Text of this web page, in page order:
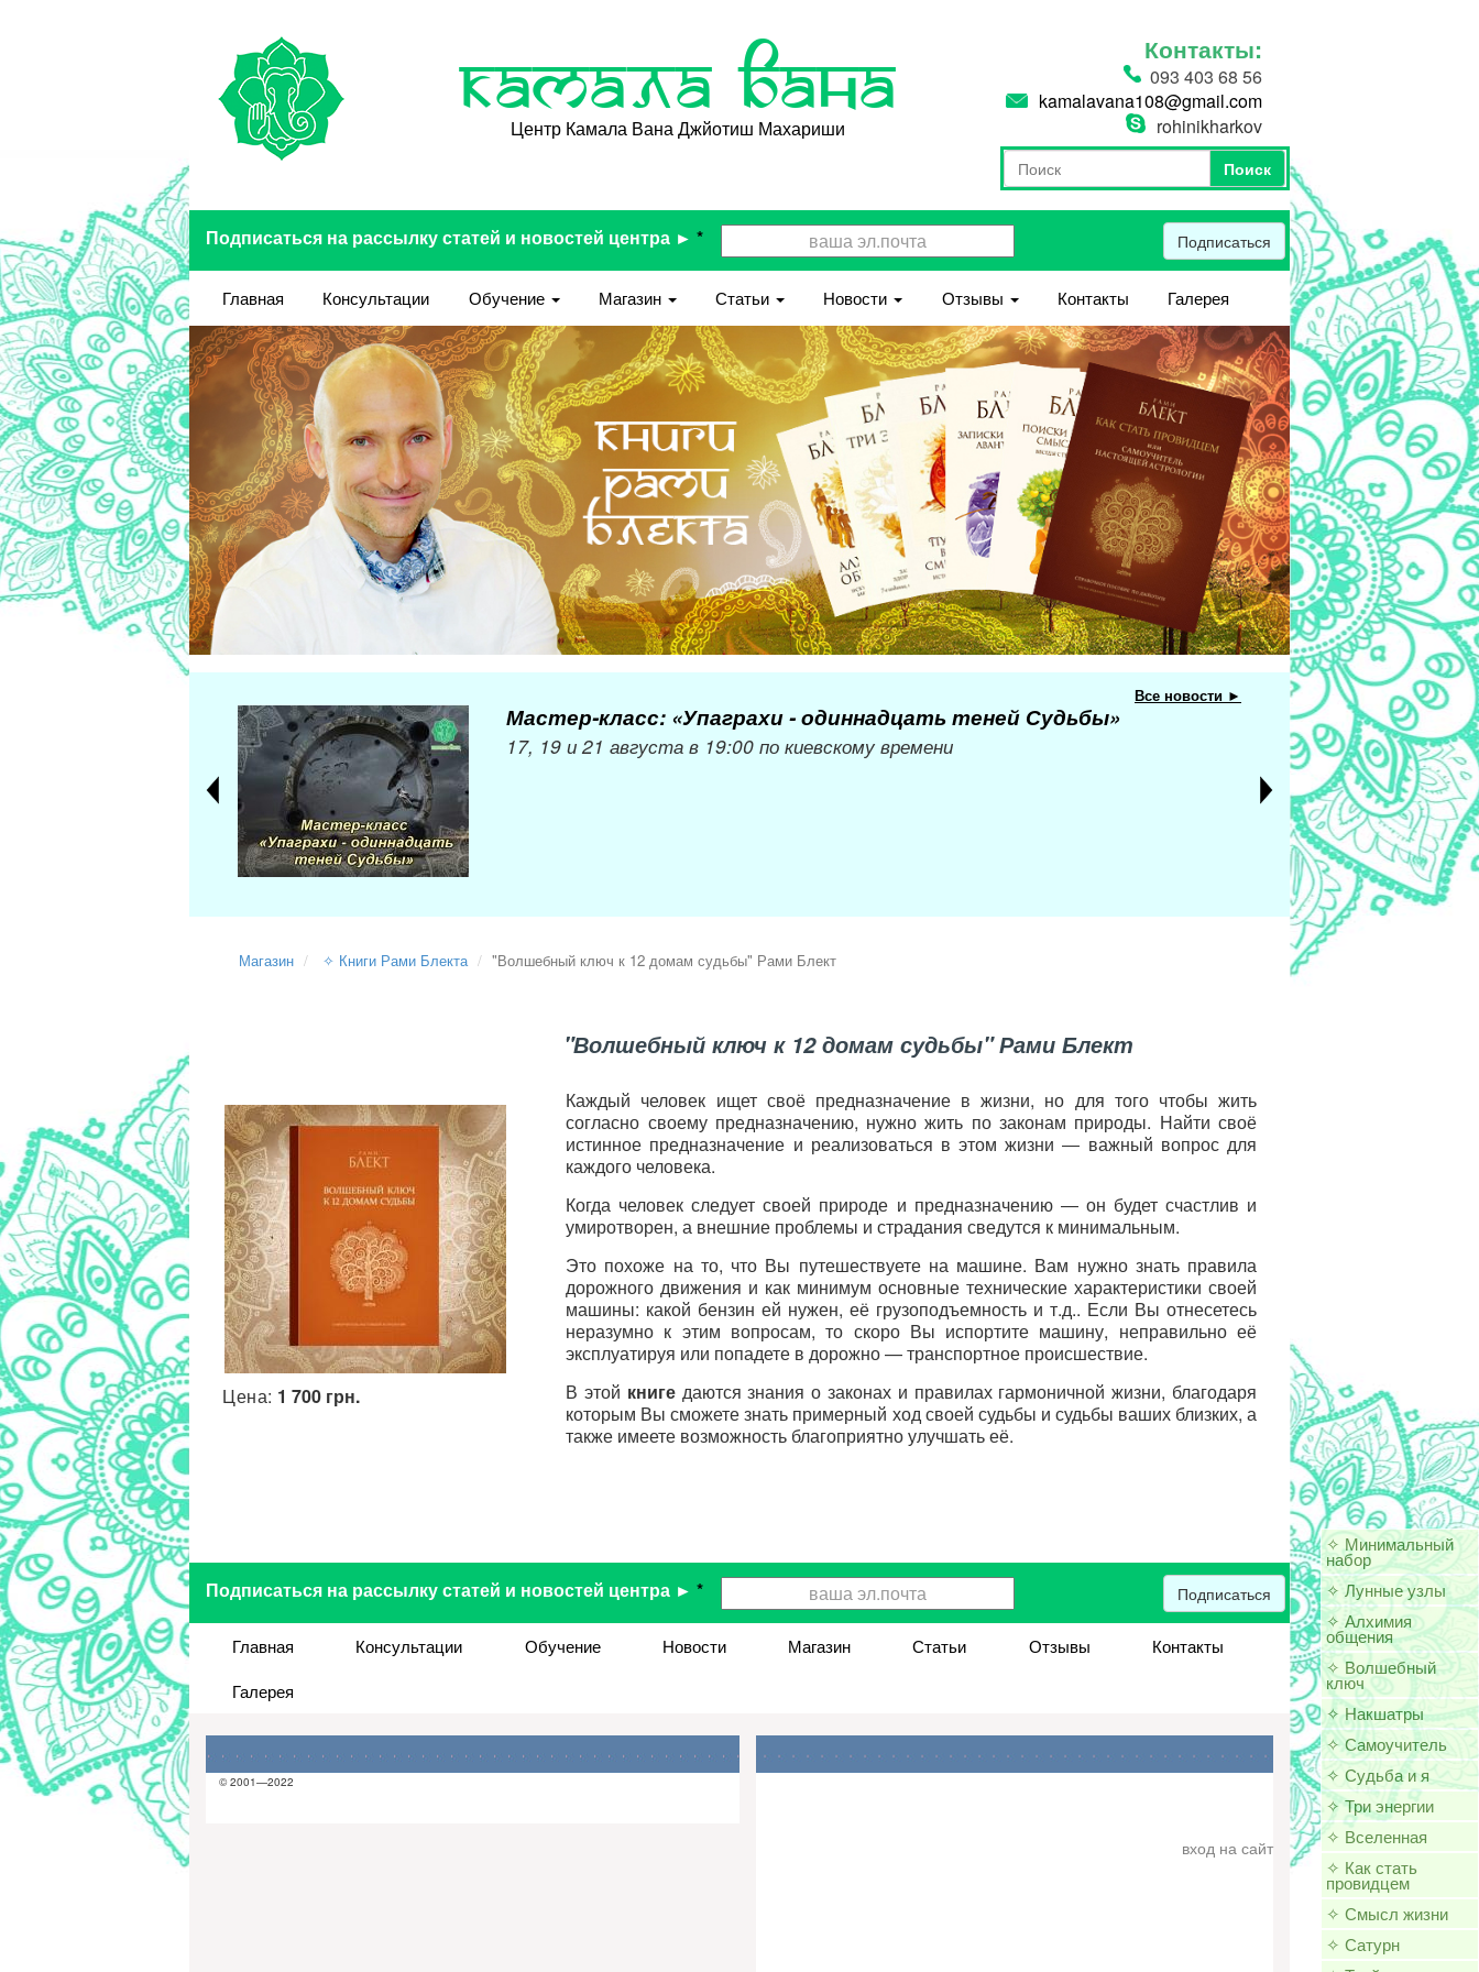
Камала Вана
Центр Камала Вана Джйотиш Махариши
Контакты:
093 403 68 56
kamalavana108@gmail.com
rohinikharkov
Форма поиска
Поиск
Поиск
Подписаться на рассылку статей и новостей центра ► * Подписаться
Главная Консультации Обучение Магазин Статьи Новости Отзывы Контакты Галерея
Все новости ►
Мастер-класс: «Упаграхи - одиннадцать теней Судьбы»
17, 19 и 21 августа в 19:00 по киевскому времени
Магазин ✧ Книги Рами Блекта "Волшебный ключ к 12 домам судьбы" Рами Блект
"Волшебный ключ к 12 домам судьбы" Рами Блект
Каждый человек ищет своё предназначение в жизни, но для того чтобы жить
согласно своему предназначению, нужно жить по законам природы. Найти своё
истинное предназначение и реализоваться в этом жизни ― важный вопрос для
каждого человека.
Когда человек следует своей природе и предназначению ― он будет счастлив и
умиротворен, а внешние проблемы и страдания сведутся к минимальным.
Это похоже на то, что Вы путешествуете на машине. Вам нужно знать правила
дорожного движения и как минимум основные технические характеристики своей
машины: какой бензин ей нужен, её грузоподъемность и т.д.. Если Вы отнесетесь
неразумно к этим вопросам, то скоро Вы испортите машину, неправильно её
эксплуатируя или попадете в дорожно — транспортное происшествие.
В этой книгедаются знания о законах и правилах гармоничной жизни, благодаря
которым Вы сможете знать примерный ход своей судьбы и судьбы ваших близких, а
также имеете возможность благоприятно улучшать её.
Цена: 1 700 грн.
Подписаться на рассылку статей и новостей центра ► * Подписаться
Главная Консультации Обучение Новости Магазин Статьи Отзывы
Контакты
Галерея
© 2001—2022
вход на сайт
✧ Минимальный
набор
✧ Лунные узлы
✧ Алхимия
общения
✧ Волшебный
ключ
✧ Накшатры
✧ Самоучитель
✧ Судьба и я
✧ Три энергии
✧ Вселенная
✧ Как стать
провидцем
✧ Смысл жизни
✧ Сатурн